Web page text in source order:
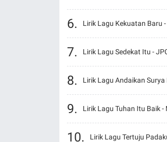
Lirik Lagu Kekuatan Baru
Lirik Lagu Sedekat Itu -
Lirik Lagu Andaikan Surya
Lirik Lagu Tuhan Itu Baik
Lirik Lagu Tertuju